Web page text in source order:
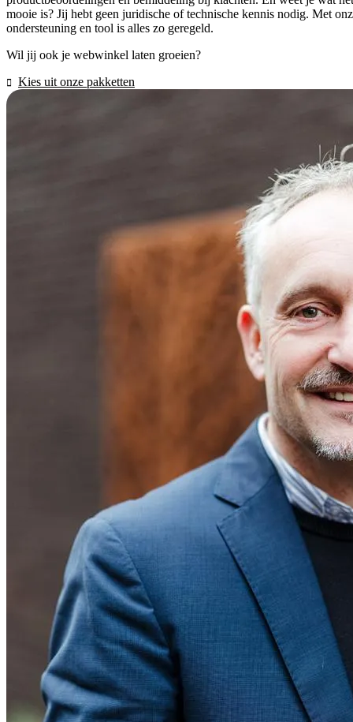
mooie is? Jij hebt geen juridische of technische kennis nodig. Met
ondersteuning en tool is alles zo geregeld.
Wil jij ook je webwinkel laten groeien?
Kies uit onze pakketten